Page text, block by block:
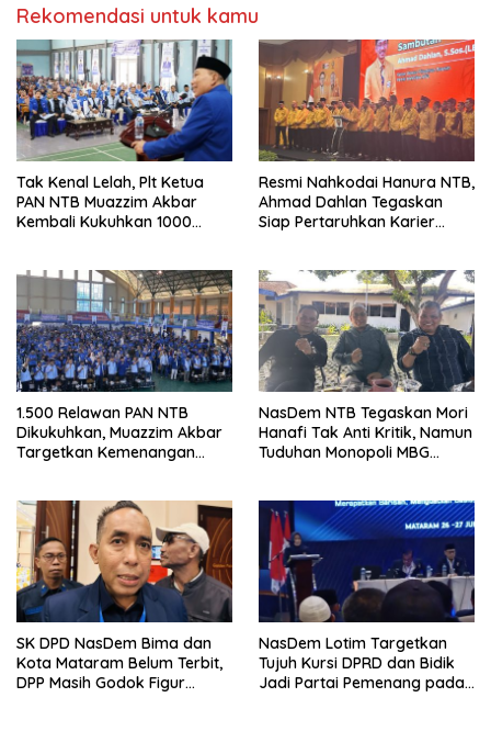
Rekomendasi untuk kamu
Tak Kenal Lelah, Plt Ketua
PAN NTB Muazzim Akbar
Kembali Kukuhkan 1000
Resmi Nahkodai Hanura NTB,
Ahmad Dahlan Tegaskan
Siap Pertaruhkan Karier
1.500 Relawan PAN NTB
Dikukuhkan, Muazzim Akbar
Targetkan Kemenangan
NasDem NTB Tegaskan Mori
Hanafi Tak Anti Kritik, Namun
Tuduhan Monopoli MBG
SK DPD NasDem Bima dan
Kota Mataram Belum Terbit,
DPP Masih Godok Figur
NasDem Lotim Targetkan
Tujuh Kursi DPRD dan Bidik
Jadi Partai Pemenang pada